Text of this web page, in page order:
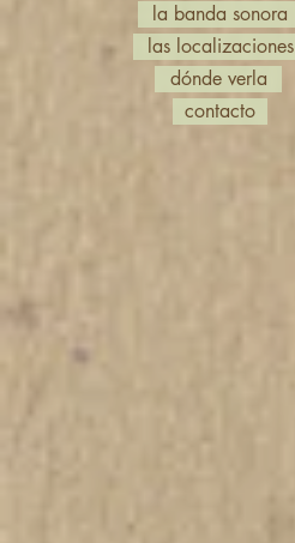
la banda sonora
las localizaciones
dónde verla
contacto